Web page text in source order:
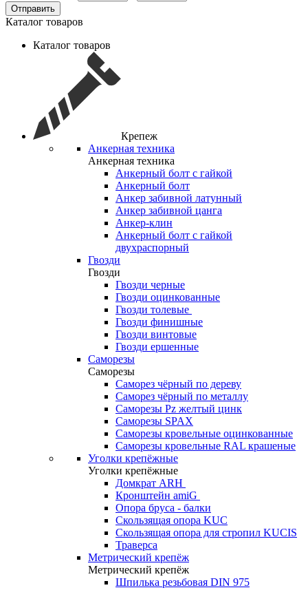
Отправить
Каталог товаров
Каталог товаров
Крепеж
Анкерная техника
Анкерная техника
Анкерный болт с гайкой
Анкерный болт
Анкер забивной латунный
Анкер забивной цанга
Анкер-клин
Анкерный болт с гайкой
двухраспорный
Гвозди
Гвозди
Гвозди черные
Гвозди оцинкованные
Гвозди толевые
Гвозди финишные
Гвозди винтовые
Гвозди ершенные
Саморезы
Саморезы
Саморез чёрный по дереву
Саморез чёрный по металлу
Саморезы Pz желтый цинк
Саморезы SPAX
Саморезы кровельные оцинкованные
Саморезы кровельные RAL крашеные
Уголки крепёжные
Уголки крепёжные
Домкрат ARH
Кронштейн amiG
Опора бруса - балки
Скользящая опора KUC
Скользящая опора для стропил KUCIS
Траверса
Метрический крепёж
Метрический крепёж
Шпилька резьбовая DIN 975